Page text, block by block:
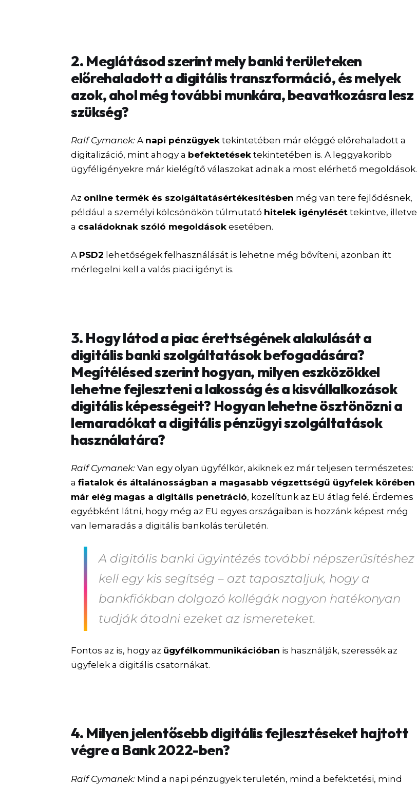
2. Meglátásod szerint mely banki területeken
előrehaladott a digitális transzformáció, és melyek
azok, ahol még további munkára, beavatkozásra lesz
szükség?
Ralf Cymanek:A napi pénzügyek tekintetében már eléggé előrehaladott a
digitalizáció, mint ahogy a befektetések tekintetében is. A leggyakoribb
ügyféligényekre már kielégítő válaszokat adnak a most elérhető megoldások.
Az online termék és szolgáltatásértékesítésben még van tere fejlődésnek,
például a személyi kölcsönökön túlmutató hitelek igénylését tekintve, illetve
a családoknak szóló megoldások esetében.
A PSD2 lehetőségek felhasználását is lehetne még bővíteni, azonban itt
mérlegelni kell a valós piaci igényt is.
3. Hogy látod a piac érettségének alakulását a
digitális banki szolgáltatások befogadására?
Megítélésed szerint hogyan, milyen eszközökkel
lehetne fejleszteni a lakosság és a kisvállalkozások
digitális képességeit? Hogyan lehetne ösztönözni a
lemaradókat a digitális pénzügyi szolgáltatások
használatára?
Ralf Cymanek:Van egy olyan ügyfélkör, akiknek ez már teljesen természetes:
afiatalok és általánosságban a magasabb végzettségű ügyfelek körében
már elég magas a digitális penetráció, közelítünk az EU átlag felé. Érdemes
egyébként látni, hogy még az EU egyes országaiban is hozzánk képest még
van lemaradás a digitális bankolás területén.
A digitális banki ügyintézés további népszerűsítéshez
kell egy kis segítség – azt tapasztaljuk, hogy a
bankfiókban dolgozó kollégák nagyon hatékonyan
tudják átadni ezeket az ismereteket.
Fontos az is, hogy az ügyfélkommunikációban is használják, szeressék az
ügyfelek a digitális csatornákat.
4. Milyen jelentősebb digitális fejlesztéseket hajtott
végre a Bank 2022-ben?
Ralf Cymanek: Mind a napi pénzügyek területén, mind a befektetési, mind